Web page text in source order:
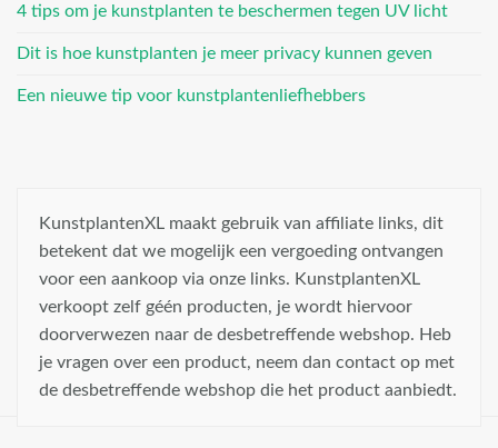
4 tips om je kunstplanten te beschermen tegen UV licht
Dit is hoe kunstplanten je meer privacy kunnen geven
Een nieuwe tip voor kunstplantenliefhebbers
KunstplantenXL maakt gebruik van affiliate links, dit
betekent dat we mogelijk een vergoeding ontvangen
voor een aankoop via onze links. KunstplantenXL
verkoopt zelf géén producten, je wordt hiervoor
doorverwezen naar de desbetreffende webshop. Heb
je vragen over een product, neem dan contact op met
de desbetreffende webshop die het product aanbiedt.